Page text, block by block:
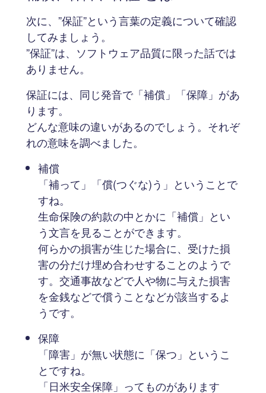
次に、”保証”という言葉の定義について確認
してみましょう。
”保証”は、ソフトウェア品質に限った話では
ありません。
保証には、同じ発音で「補償」「保障」があ
ります。
どんな意味の違いがあるのでしょう。それぞ
れの意味を調べました。
補償
「補って」「償(つぐな)う」ということで
すね。
生命保険の約款の中とかに「補償」とい
う文言を見ることができます。
何らかの損害が生じた場合に、受けた損
害の分だけ埋め合わせすることのようで
す。交通事故などで人や物に与えた損害
を金銭などで償うことなどが該当するよ
うです。
保障
「障害」が無い状態に「保つ」というこ
とですね。
「日米安全保障」ってものがあります